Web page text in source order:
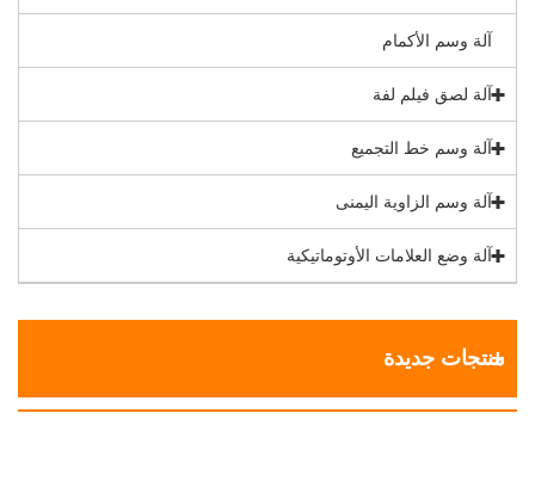
آلة وسم الأكمام
آلة لصق فيلم لفة
آلة وسم خط التجميع
آلة وسم الزاوية اليمنى
آلة وضع العلامات الأوتوماتيكية
منتجات جديدة